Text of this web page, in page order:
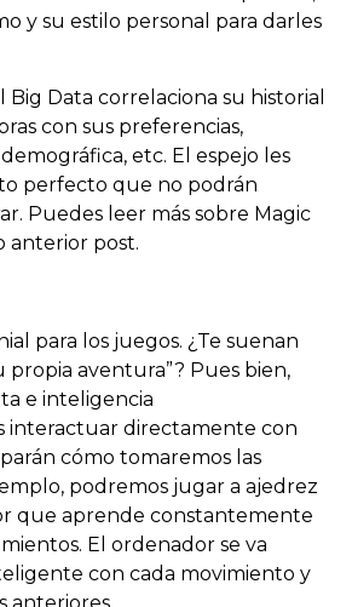
y su estilo personal para darles
Big Data correlaciona su historial
con sus preferencias,
etc. El espejo les
perfecto que no podrán
Puedes leer más sobre Magic
anterior post.
para los juegos. ¿Te suenan
propia aventura”? Pues bien,
e inteligencia
interactuar directamente con
cómo tomaremos las
podremos jugar a ajedrez
que aprende constantemente
El ordenador se va
con cada movimiento y